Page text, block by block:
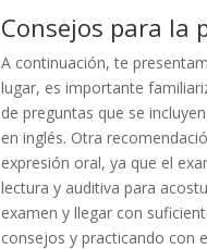
Consejos para la
A continuación, te
lugar, es importante
de preguntas que se
en inglés. Otra
expresión oral, ya que el
lectura y auditiva para
examen y llegar con
consejos y practicando con